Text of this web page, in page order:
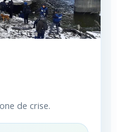
de crise.